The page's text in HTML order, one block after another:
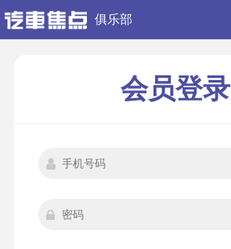
俱乐部
会员登录